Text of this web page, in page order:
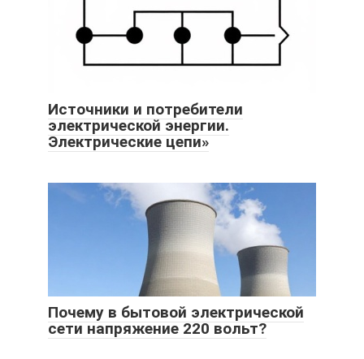
Источники и потребители
электрической энергии.
Электрические цепи»
Почему в бытовой электрической
сети напряжение 220 вольт?